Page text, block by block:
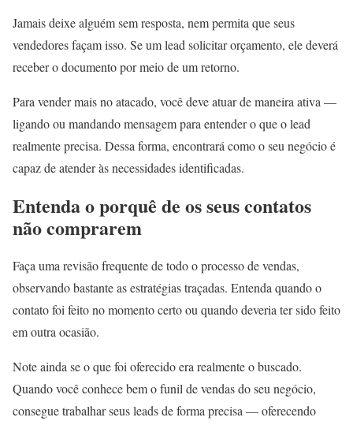
Jamais deixe alguém sem resposta, nem permita que seus
vendedores façam isso. Se um lead solicitar orçamento, ele deverá
receber o documento por meio de um retorno.
Para vender mais no atacado, você deve atuar de maneira ativa —
ligando ou mandando mensagem para entender o que o lead
realmente precisa. Dessa forma, encontrará como o seu negócio é
capaz de atender às necessidades identificadas.
Entenda o porquê de os seus contatos
não comprarem
Faça uma revisão frequente de todo o processo de vendas,
observando bastante as estratégias traçadas. Entenda quando o
contato foi feito no momento certo ou quando deveria ter sido feito
em outra ocasião.
Note ainda se o que foi oferecido era realmente o buscado.
Quando você conhece bem o funil de vendas do seu negócio,
consegue trabalhar seus leads de forma precisa — oferecendo